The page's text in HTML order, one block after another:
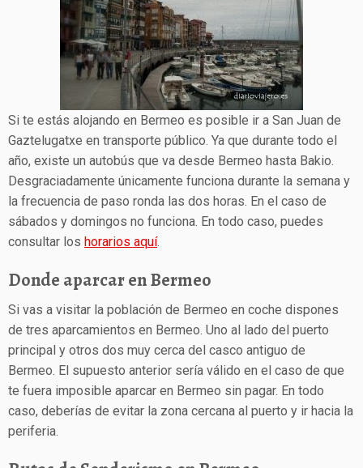
Si te estás alojando en Bermeo es posible ir a San Juan de
Gaztelugatxe en transporte público. Ya que durante todo el
año, existe un autobús que va desde Bermeo hasta Bakio.
Desgraciadamente únicamente funciona durante la semana y
la frecuencia de paso ronda las dos horas. En el caso de
sábados y domingos no funciona. En todo caso, puedes
consultar los horarios aquí.
Donde aparcar en Bermeo
Si vas a visitar la población de Bermeo en coche dispones
de tres aparcamientos en Bermeo. Uno al lado del puerto
principal y otros dos muy cerca del casco antiguo de
Bermeo. El supuesto anterior sería válido en el caso de que
te fuera imposible aparcar en Bermeo sin pagar. En todo
caso, deberías de evitar la zona cercana al puerto y ir hacia la
periferia.